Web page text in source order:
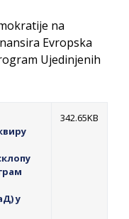
na
Evropska
Ujedinjenih
у
342.65KB